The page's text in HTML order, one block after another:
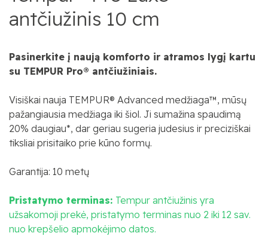
antčiužinis 10 cm
Pasinerkite į naują komforto ir atramos lygį kartu
su TEMPUR Pro® antčiužiniais.
Visiškai nauja TEMPUR® Advanced medžiaga™, mūsų
pažangiausia medžiaga iki šiol. Ji sumažina spaudimą
20% daugiau*, dar geriau sugeria judesius ir preciziškai
tiksliai prisitaiko prie kūno formų.
Garantija: 10 metų
Pristatymo terminas: Tempur antčiužinis yra
užsakomoji prekė, pristatymo terminas nuo 2 iki 12 sav.
nuo krepšelio apmokėjimo datos.